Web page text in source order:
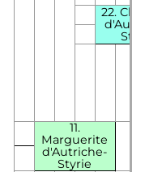
22.
Styrie
11.
Marguerite
d'Autriche-
Styrie